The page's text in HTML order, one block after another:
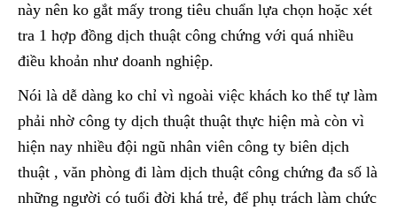
này nên ko gắt mấy trong tiêu chuẩn lựa chọn hoặc xét
tra 1 hợp đồng dịch thuật công chứng với quá nhiều
điều khoản như doanh nghiệp.
Nói là dễ dàng ko chỉ vì ngoài việc khách ko thể tự làm
phải nhờ công ty dịch thuật thuật thực hiện mà còn vì
hiện nay nhiều đội ngũ nhân viên công ty biên dịch
thuật , văn phòng đi làm dịch thuật công chứng đa số là
những người có tuổi đời khá trẻ, để phụ trách làm chức